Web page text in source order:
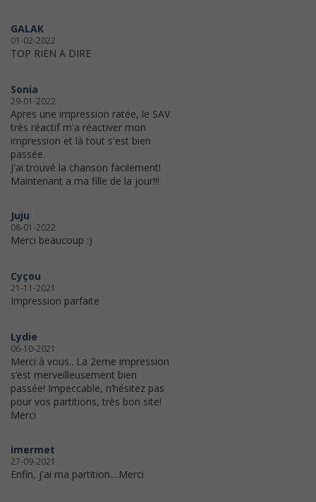
GALAK
01-02-2022
TOP RIEN A DIRE
Sonia
29-01-2022
Apres une impression ratée, le SAV
très réactif m'a réactiver mon
impression et là tout s'est bien
passée.
J'ai trouvé la chanson facilement!
Maintenant a ma fille de la jour!!!
Juju
08-01-2022
Merci beaucoup :)
Cyçou
21-11-2021
Impression parfaite
Lydie
06-10-2021
Merci à vous.. La 2eme impression
s’est merveilleusement bien
passée! Impeccable, n’hésitez pas
pour vos partitions, très bon site!
Merci
imermet
27-09-2021
Enfin, j'ai ma partition....Merci